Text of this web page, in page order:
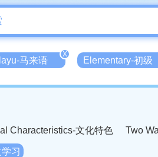
马来语
X
Elementary-初级
Characteristics-文化特色 Two
习